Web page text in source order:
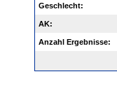
Geschlecht:
AK:
Anzahl Ergebnisse: